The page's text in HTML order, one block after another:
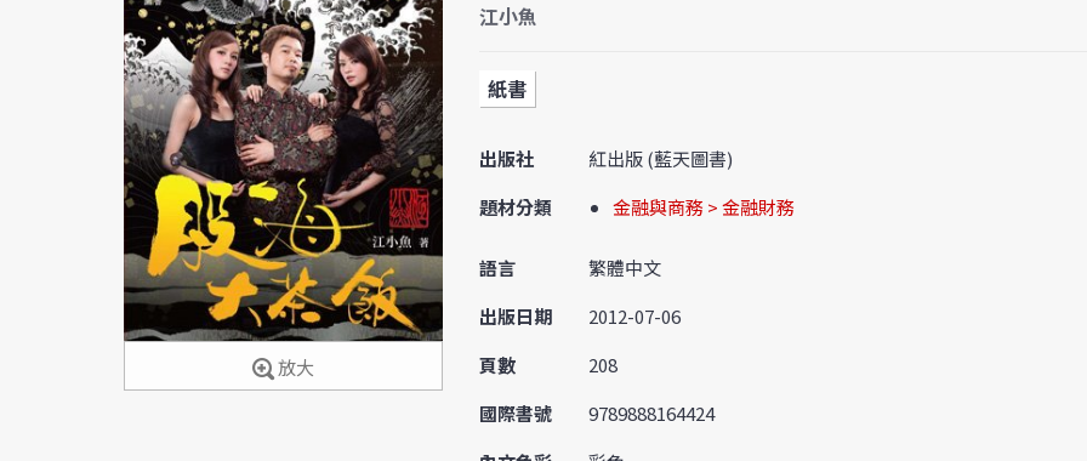
放大
江小魚
紙書
出版社
紅出版 (藍天圖書)
題材分類
金融與商務 > 金融財務
語言
繁體中文
出版日期
2012-07-06
頁數
208
國際書號
9789888164424